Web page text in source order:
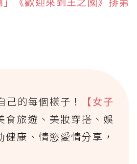
己的每個樣子！
【女子
食旅遊、美妝穿搭、娛
健康、情慾愛情分享，